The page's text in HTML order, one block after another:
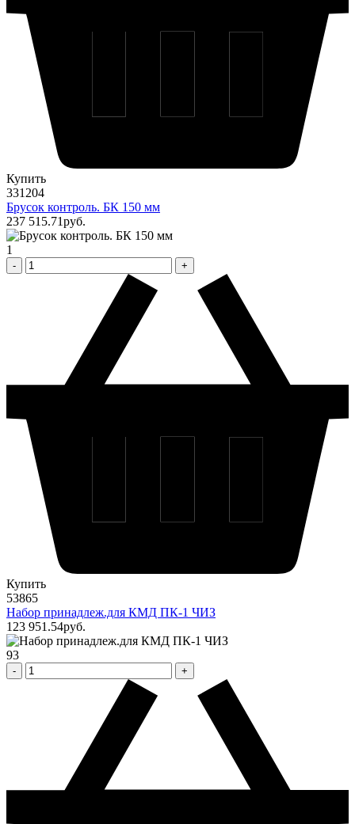
Купить
331204
Брусок контроль. БК 150 мм
237 515.71pуб.
1
Купить
53865
Набор принадлеж.для КМД ПК-1 ЧИЗ
123 951 .54pуб.
93